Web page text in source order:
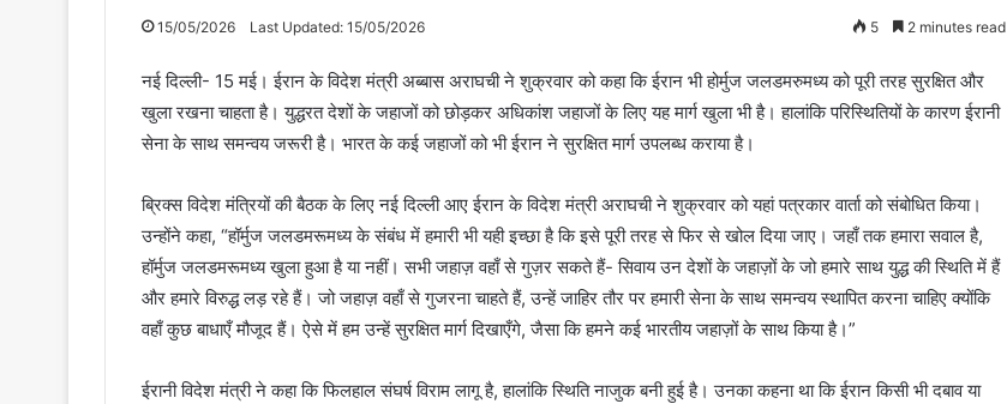
15/05/2026 Last Updated: 15/05/2026 5 2 minutes read
नई दिल्ली- 15 मई। ईरान के विदेश मंत्री अब्बास अराघची ने शुक्रवार को कहा कि ईरान भी होर्मुज जलडमरुमध्य को पूरी तरह सुरक्षित और
खुला रखना चाहता है। युद्धरत देशों के जहाजों को छोड़कर अधिकांश जहाजों के लिए यह मार्ग खुला भी है। हालांकि परिस्थितियों के कारण ईरानी
सेना के साथ समन्वय जरूरी है। भारत के कई जहाजों को भी ईरान ने सुरक्षित मार्ग उपलब्ध कराया है।
ब्रिक्स विदेश मंत्रियों की बैठक के लिए नई दिल्ली आए ईरान के विदेश मंत्री अराघची ने शुक्रवार को यहां पत्रकार वार्ता को संबोधित किया।
उन्होंने कहा, “हॉर्मुज जलडमरूमध्य के संबंध में हमारी भी यही इच्छा है कि इसे पूरी तरह से फिर से खोल दिया जाए। जहाँ तक हमारा सवाल है,
हॉर्मुज जलडमरूमध्य खुला हुआ है या नहीं। सभी जहाज़ वहाँ से गुज़र सकते हैं- सिवाय उन देशों के जहाज़ों के जो हमारे साथ युद्ध की स्थिति में हैं
और हमारे विरुद्ध लड़ रहे हैं। जो जहाज़ वहाँ से गुजरना चाहते हैं, उन्हें जाहिर तौर पर हमारी सेना के साथ समन्वय स्थापित करना चाहिए क्योंकि
वहाँ कुछ बाधाएँ मौजूद हैं। ऐसे में हम उन्हें सुरक्षित मार्ग दिखाएँगे, जैसा कि हमने कई भारतीय जहाज़ों के साथ किया है।”
ईरानी विदेश मंत्री ने कहा कि फिलहाल संघर्ष विराम लागू है, हालांकि स्थिति नाजुक बनी हुई है। उनका कहना था कि ईरान किसी भी दबाव या